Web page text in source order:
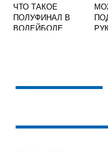
ЧТО ТАКОЕ
ПОЛУФИНАЛ В
ВОЛЕЙБОЛЕ